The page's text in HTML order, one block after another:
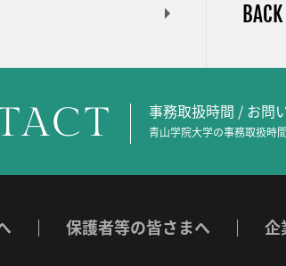
BACK
事務取扱時間 / お問
青山学院大学の事務取扱時
保護者等の皆さまへ 企